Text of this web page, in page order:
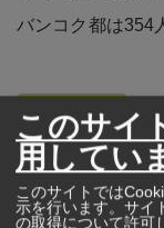
バンコク都は354
広告
このサイ
用してい
このサイトでは
示を行います。サイ
の取得について許可